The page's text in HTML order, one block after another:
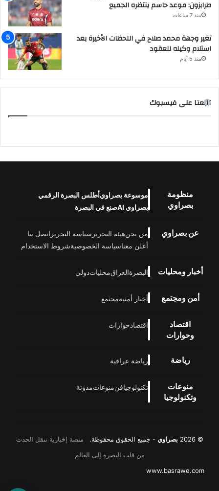
طرابزون: موعد حاسم ينتظره الجميع
منذ 7 ساعات
تغير وجهة محمد صلاح في اللحظات الأخيرة بعد
استلام وكيله للعقود
منذ 5 أيام
تابعنا على فيسبوك
منظومة
بصراوي
موسوعة بصراويأطلس البصرة الرقمي
بصراوي AI
صنع في البصرة
عن بصراوي من نحنهيئة التحرير سياسة التحرير اتصل بنا
أعلن معناسياسة الخصوصيةشروط الاستخدام
أخبار ومحليات البصرةالعراقمحلياتدولي
أمن ومجتمع أخبار أمنيةمجتمع
اقتصاد
وحوارات
اقتصادحوارات
رياضة رياضة عراقية
منوعات
وتكنولوجيا
تكنولوجيافنمنوعاتمدونة
© 2026 بصراوي - جميع الحقوق محفوظة.
منصة إخبارية تنقل الحدث
من قلب البصرة إلى العالم
www.basrawe.com